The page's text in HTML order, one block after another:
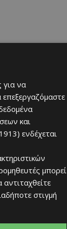
για να
και
ενδέχεται
μπορεί
στιγμή